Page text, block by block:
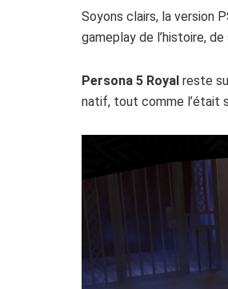
Soyons clairs, la version
gameplay de l’histoire,
Persona 5 Royal reste
natif, tout comme l’était